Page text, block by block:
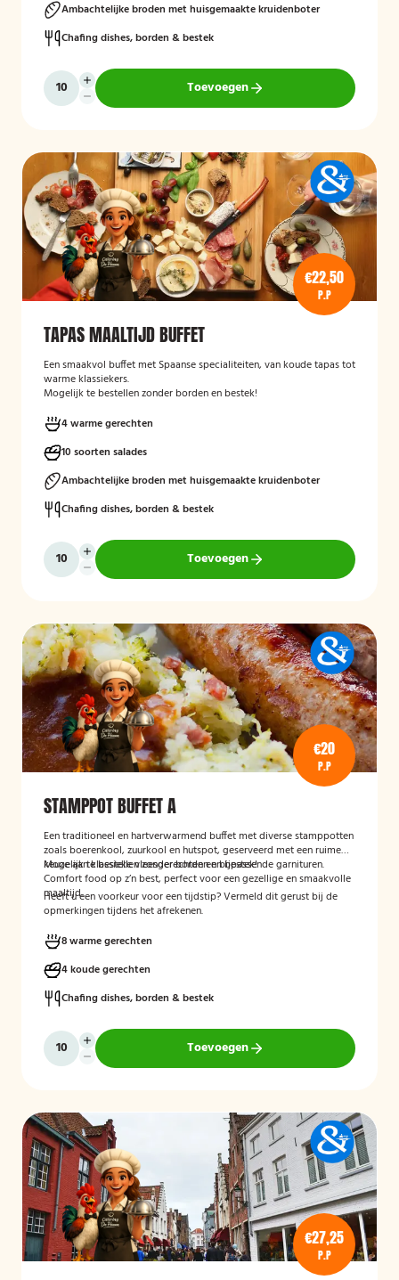
Ambachtelijke broden met huisgemaakte kruidenboter
Chafing dishes, borden & bestek
Toevoegen
€22,50
P.P
TAPAS MAALTIJD BUFFET
Een smaakvol buffet met Spaanse specialiteiten, van koude tapas tot
warme klassiekers.
Mogelijk te bestellen zonder borden en bestek!
4 warme gerechten
10 soorten salades
Ambachtelijke broden met huisgemaakte kruidenboter
Chafing dishes, borden & bestek
Toevoegen
€20
P.P
STAMPPOT BUFFET A
Een traditioneel en hartverwarmend buffet met diverse stamppotten
zoals boerenkool, zuurkool en hutspot, geserveerd met een ruime
keuze aan klassieke vleesgerechten en bijpassende garnituren.
Comfort food op z’n best, perfect voor een gezellige en smaakvolle
maaltijd.
Mogelijk te bestellen zonder borden en bestek!
Heeft u een voorkeur voor een tijdstip? Vermeld dit gerust bij de
opmerkingen tijdens het afrekenen.
8 warme gerechten
4 koude gerechten
Chafing dishes, borden & bestek
Toevoegen
€27,25
P.P